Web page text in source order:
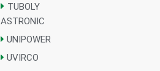
TUBOLY
ASTRONIC
UNIPOWER
UVIRCO